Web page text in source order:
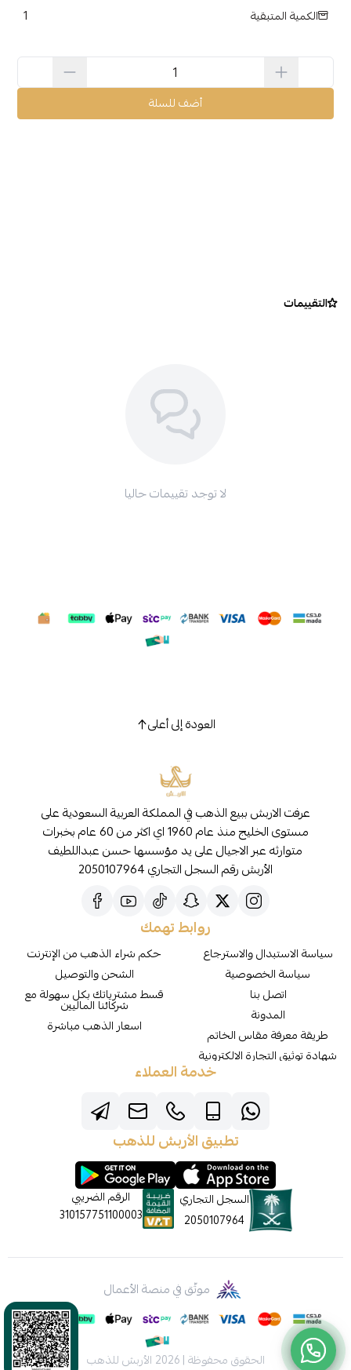
الكمية المتبقية 1
أضف للسلة
التقييمات
لا توجد تقييمات حاليا
العودة إلى أعلى
عرفت الاربش ببيع الذهب في المملكة العربية السعودية على
مستوى الخليج منذ عام 1960 اي اكثر من 60 عام بخبرات
متوارثه عبر الاجيال على يد مؤسسها حسن عبداللطيف
الأربش رقم السجل التجاري 2050107964
روابط تهمك
سياسة الاستبدال والاسترجاع
سياسة الخصوصية
اتصل بنا
المدونة
طريقة معرفة مقاس الخاتم
شهادة توثيق التجارة الالكترونية
حكم شراء الذهب من الإنترنت
الشحن والتوصيل
قسط مشترياتك بكل سهولة مع
شركائنا الماليين
اسعار الذهب مباشرة
خدمة العملاء
تطبيق الأربش للذهب
السجل التجاري
2050107964
الرقم الضريبي
310157751100003
موثّق في منصة الأعمال
الحقوق محفوظة | 2026 الأربش للذهب